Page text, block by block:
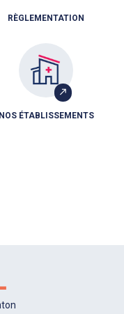
RÈGLEMENTATION
NOS ÉTABLISSEMENTS